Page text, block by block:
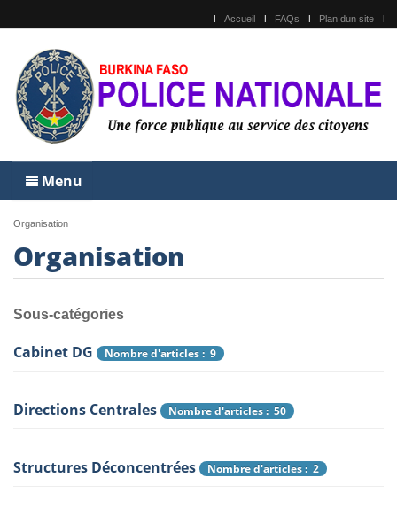
Accueil FAQs Plan dun site
Menu
Organisation
Organisation
Sous-catégories
Cabinet DG Nombre d'articles : 9
Directions Centrales Nombre d'articles : 50
Structures Déconcentrées Nombre d'articles : 2